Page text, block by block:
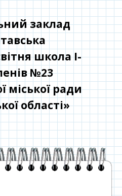
заклад
школа І-
№23
міської ради
області»